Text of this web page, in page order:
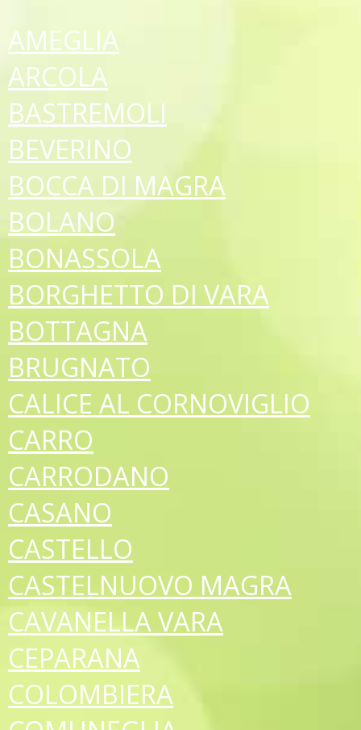
AMEGLIA
ARCOLA
BASTREMOLI
BEVERINO
BOCCA DI MAGRA
BOLANO
BONASSOLA
BORGHETTO DI VARA
BOTTAGNA
BRUGNATO
CALICE AL CORNOVIGLIO
CARRO
CARRODANO
CASANO
CASTELLO
CASTELNUOVO MAGRA
CAVANELLA VARA
CEPARANA
COLOMBIERA